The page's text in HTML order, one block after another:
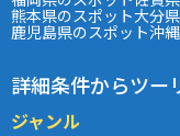
熊本県のスポット大分
鹿児島県のスポット沖
詳細条件からツー
ジャンル